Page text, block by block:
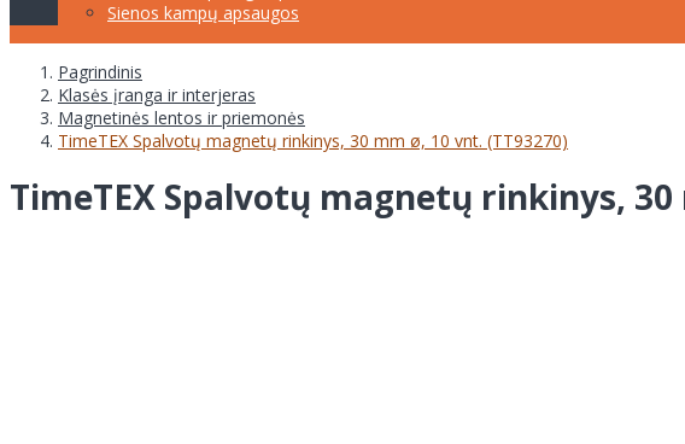
Sienos kampų apsaugos
Pagrindinis
Klasės įranga ir interjeras
Magnetinės lentos ir priemonės
TimeTEX Spalvotų magnetų rinkinys, 30 mm ø, 10 vnt. (TT93270)
TimeTEX Spalvotų magnetų rinkinys, 30